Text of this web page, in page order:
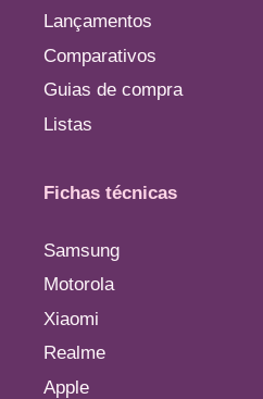
Lançamentos
Comparativos
Guias de compra
Listas
Fichas técnicas
Samsung
Motorola
Xiaomi
Realme
Apple